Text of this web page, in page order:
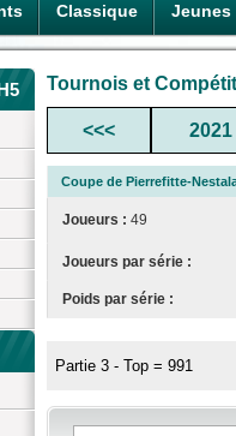
Classique Jeunes
Tournois et
<<< 2021
Coupe de Pierrefitte-
Joueurs : 49
Joueurs par série :
Poids par série :
Partie 3 - Top = 991